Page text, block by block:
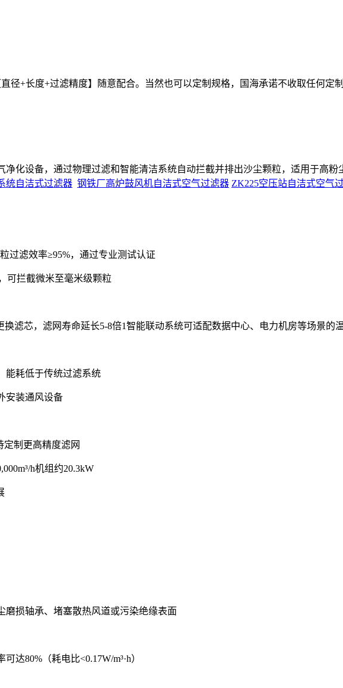
径+长度+过滤精度】随意配合。当然也可以定制规格，国海承诺不收取任何定
净化设备，通过物理过滤和智能清洁系统自动拦截并排出沙尘颗粒，适用于高
统自洁式过滤器 钢铁厂高炉鼓风机自洁式空气过滤器 ZK225空压站自洁式空气
过滤效率≥95%，通过专业测试认证‌
可拦截微米至毫米级颗粒‌
滤芯，滤网寿命延长5-8倍‌1智能联动系统可适配数据中心、电力机房等场景的
能耗低于传统过滤系统‌
安装通风设备‌
制更高精度滤网‌
h机组约20.3kW‌
损轴承、堵塞散热风道或污染绝缘表面‌
达80%（耗电比<0.17W/m³·h）‌